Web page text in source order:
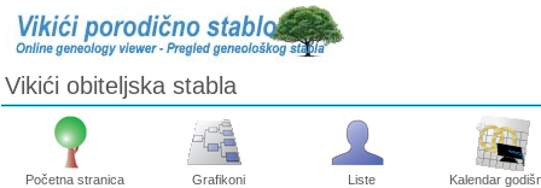
Vikići obiteljska stabla
Početna stranica Grafikoni Liste Kalendar